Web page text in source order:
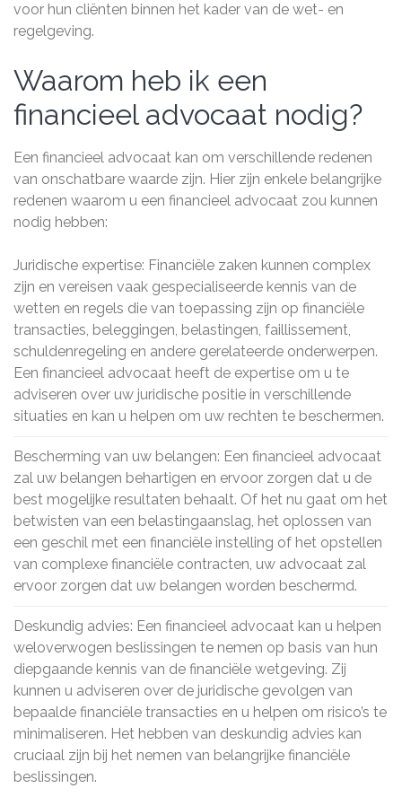
voor hun cliënten binnen het kader van de wet- en
regelgeving.
Waarom heb ik een
financieel advocaat nodig?
Een financieel advocaat kan om verschillende redenen
van onschatbare waarde zijn. Hier zijn enkele belangrijke
redenen waarom u een financieel advocaat zou kunnen
nodig hebben:
Juridische expertise: Financiële zaken kunnen complex
zijn en vereisen vaak gespecialiseerde kennis van de
wetten en regels die van toepassing zijn op financiële
transacties, beleggingen, belastingen, faillissement,
schuldenregeling en andere gerelateerde onderwerpen.
Een financieel advocaat heeft de expertise om u te
adviseren over uw juridische positie in verschillende
situaties en kan u helpen om uw rechten te beschermen.
Bescherming van uw belangen: Een financieel advocaat
zal uw belangen behartigen en ervoor zorgen dat u de
best mogelijke resultaten behaalt. Of het nu gaat om het
betwisten van een belastingaanslag, het oplossen van
een geschil met een financiële instelling of het opstellen
van complexe financiële contracten, uw advocaat zal
ervoor zorgen dat uw belangen worden beschermd.
Deskundig advies: Een financieel advocaat kan u helpen
weloverwogen beslissingen te nemen op basis van hun
diepgaande kennis van de financiële wetgeving. Zij
kunnen u adviseren over de juridische gevolgen van
bepaalde financiële transacties en u helpen om risico’s te
minimaliseren. Het hebben van deskundig advies kan
cruciaal zijn bij het nemen van belangrijke financiële
beslissingen.